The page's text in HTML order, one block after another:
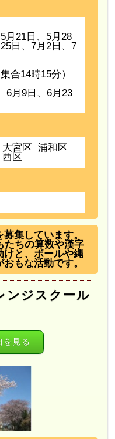
月21日、5月28
日、7月2日、7
合14時15分）
6月9日、6月23
大宮区
浦和区
西区
集しています。
たちの算数や漢字
けと、ボールや縄
もな活動です。
ンジスクール
を見る